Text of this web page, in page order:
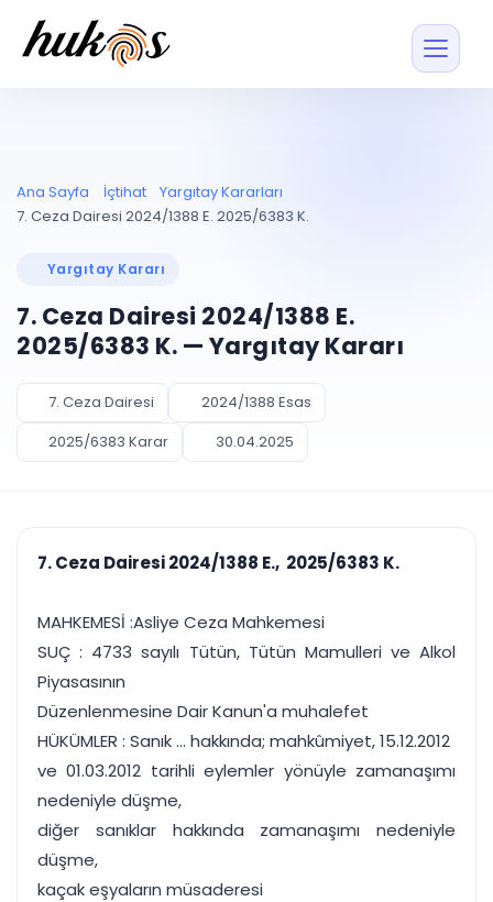
Entegrasyonu
UYAP ile otomatik
UYAP Evrak
Entegrasyonu
UETS Entegrasyonu
Tebligatları anında
Vekalet
PLANLAMA & TAKİP
Pano ve Takip
Duruşma ve görev
takvimi
Bildirim
Süreleri asla kaçırmayın
takibi
Tek panelde uçtan uca yönetim
UYAP & UETS entegrasyonundan finansa, hepsi bir arada.
Tüm özellikleri inceleyin Ücretsiz Başlayın
Blog
Ücretsiz Başlayın Giriş Yap
Ana Sayfa İçtihat
Yargıtay Kararları
7. Ceza Dairesi 2024/1388 E. 2025/6383 K.
Yargıtay Kararı
7. Ceza Dairesi 2024/1388 E.
2025/6383 K. — Yargıtay Kararı
7. Ceza Dairesi
2024/1388 Esas
2025/6383 Karar
30.04.2025
7. Ceza Dairesi 2024/1388 E., 2025/6383 K.
MAHKEMESİ :Asliye Ceza Mahkemesi
SUÇ : 4733 sayılı Tütün, Tütün Mamulleri ve Alkol
Piyasasının
Düzenlenmesine Dair Kanun'a muhalefet
HÜKÜMLER : Sanık ... hakkında; mahkûmiyet, 15.12.2012
ve 01.03.2012 tarihli eylemler yönüyle zamanaşımı
nedeniyle düşme,
diğer sanıklar hakkında zamanaşımı nedeniyle
düşme,
kaçak eşyaların müsaderesi